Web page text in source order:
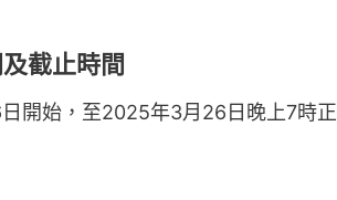
截止時間
開始，至2025年3月26日晚上7時正